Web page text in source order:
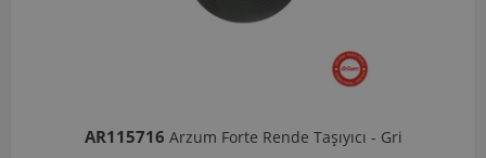
AR103206 Arzum Shake'N Take Doğrayıcı Hazne 570